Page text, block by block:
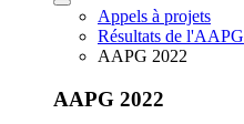
Appels à projets
Résultats de l'AAPG
AAPG 2022
AAPG 2022